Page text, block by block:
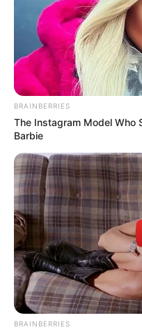
BRAINBERRIES
The Instagram Model Who
Barbie
BRAINBERRIES